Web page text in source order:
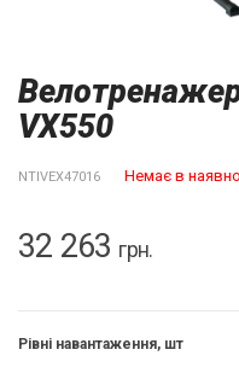
VX550
NTIVEX47016 Немає в
32 263 грн.
Рівні навантаження, шт